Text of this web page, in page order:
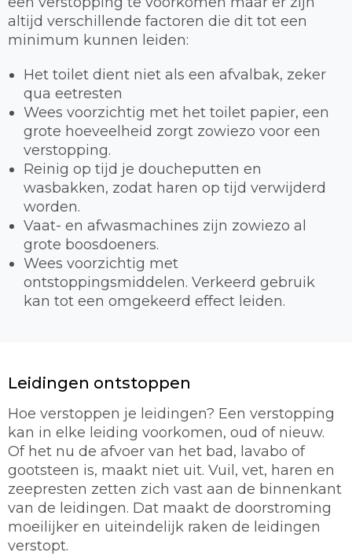
altijd verschillende factoren die dit tot een
minimum kunnen leiden:
Het toilet dient niet als een afvalbak, zeker
qua eetresten
Wees voorzichtig met het toilet papier, een
grote hoeveelheid zorgt zowiezo voor een
verstopping.
Reinig op tijd je doucheputten en
wasbakken, zodat haren op tijd verwijderd
worden.
Vaat- en afwasmachines zijn zowiezo al
grote boosdoeners.
Wees voorzichtig met
ontstoppingsmiddelen. Verkeerd gebruik
kan tot een omgekeerd effect leiden.
Leidingen ontstoppen
Hoe verstoppen je leidingen? Een verstopping
kan in elke leiding voorkomen, oud of nieuw.
Of het nu de afvoer van het bad, lavabo of
gootsteen is, maakt niet uit. Vuil, vet, haren en
zeepresten zetten zich vast aan de binnenkant
van de leidingen. Dat maakt de doorstroming
moeilijker en uiteindelijk raken de leidingen
verstopt.